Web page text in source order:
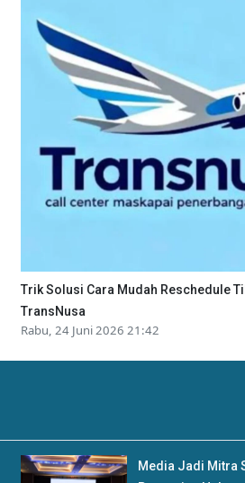
Trik Solusi Cara Mudah Reschedule
TransNusa
Rabu, 24 Juni 2026 21:42
Media Jadi Mitra